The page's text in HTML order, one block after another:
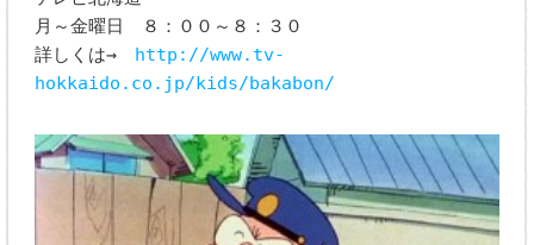
月～金曜日 ８：００～８：３０
詳しくは→ http://www.tv-
hokkaido.co.jp/kids/bakabon/